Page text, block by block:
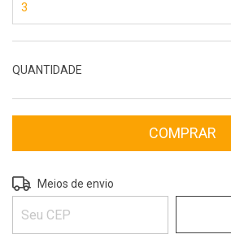
3
QUANTIDADE
Entregas para o CEP:
Meios de envio